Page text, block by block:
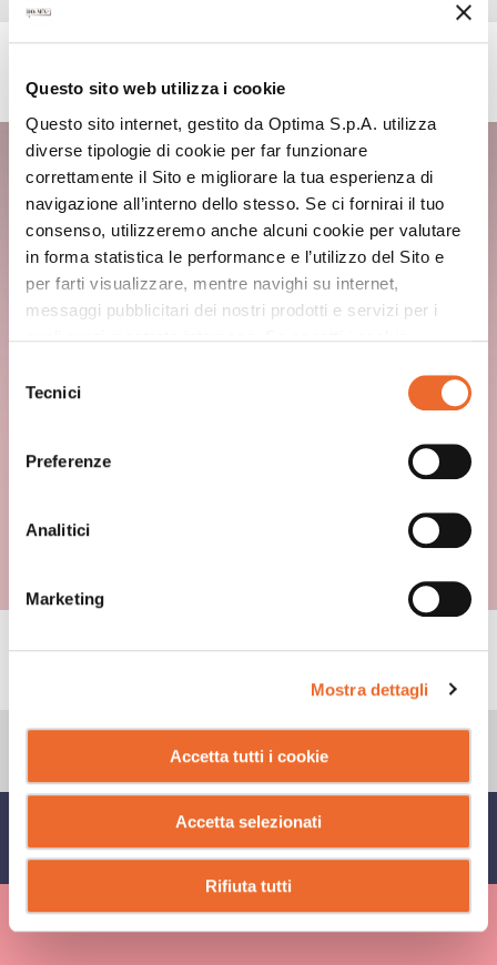
Questo sito web utilizza i cookie
Questo sito internet, gestito da Optima S.p.A. utilizza
diverse tipologie di cookie per far funzionare
correttamente il Sito e migliorare la tua esperienza di
navigazione all’interno dello stesso. Se ci fornirai il tuo
consenso, utilizzeremo anche alcuni cookie per valutare
in forma statistica le performance e l’utilizzo del Sito e
per farti visualizzare, mentre navighi su internet,
messaggi pubblicitari dei nostri prodotti e servizi per i
delTecnici
Preferenze
Analitici
Marketing
Mostra dettagli
Accetta tutti i cookie
Accetta selezionati
Rifiuta tutti
DOUMIX? FRUIT ELIXIR
RASPBERRY
CONSIGLI
CONDIVIDI SU